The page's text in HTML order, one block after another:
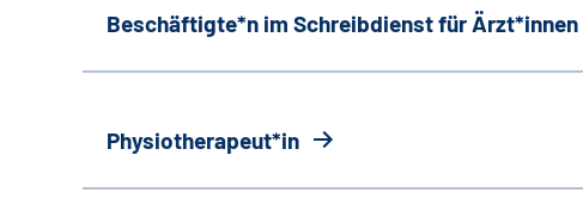
Beschäftigte*n im Schreibdienst für Ärzt*innen
Physiotherapeut*in